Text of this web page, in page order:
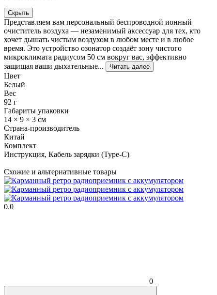
Скрыть
Представляем вам персональный беспроводной ионный
очиститель воздуха — незаменимый аксессуар для тех, кто
хочет дышать чистым воздухом в любом месте и в любое
время. Это устройство озонатор создаёт зону чистого
микроклимата радиусом 50 см вокруг вас, эффективно
защищая ваши дыхательные...
Читать далее
Цвет
Белый
Вес
92 г
Габариты упаковки
14 × 9 × 3 см
Страна-производитель
Китай
Комплект
Инструкция, Кабель зарядки (Type-C)
Схожие и альтернативные товары
0.0
0